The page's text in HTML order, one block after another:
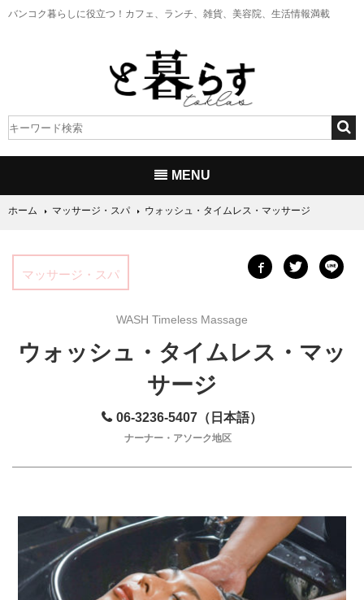
バンコク暮らしに役立つ！ カフェ、ランチ、雑貨、美容院、生活情報満載
MENU
ホーム マッサージ・スパ ウォッシュ・タイムレス・マッサージ
マッサージ・スパ
WASH Timeless Massage
ウォッシュ・タイムレス・マッ
サージ
06-3236-5407（日本語）
ナーナー・アソーク地区